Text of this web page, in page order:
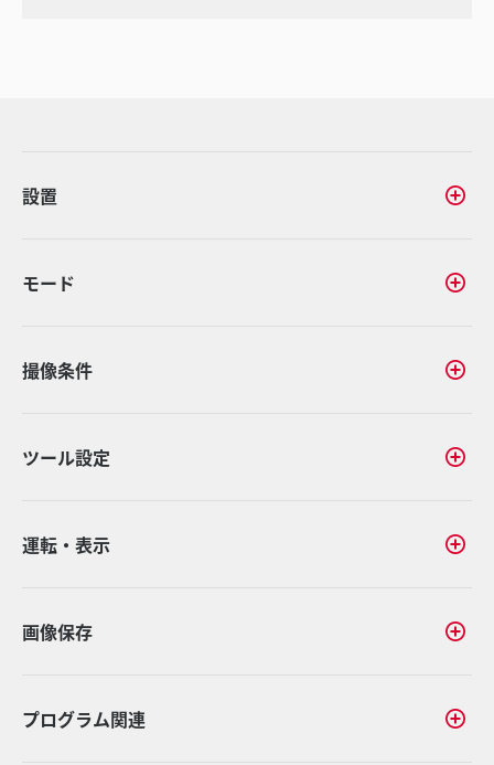
設置
モード
撮像条件
ツール設定
運転・表示
画像保存
プログラム関連